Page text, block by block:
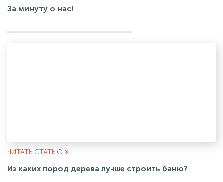
За минуту о нас!
ЧИТАТЬ СТАТЬЮ
Из каких пород дерева лучше строить баню?